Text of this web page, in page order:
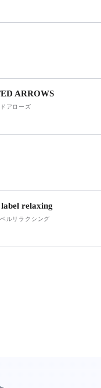
ARROWS
アローズ
relaxing
ルリラクシング